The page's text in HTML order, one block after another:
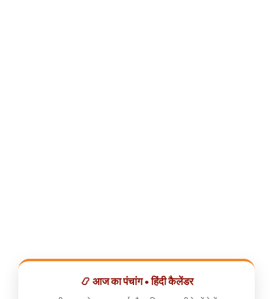
📿 आज का पंचांग • हिंदी कैलेंडर